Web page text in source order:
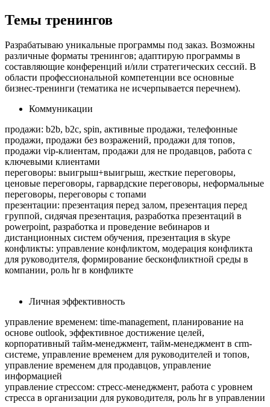
Темы тренингов
Разрабатываю уникальные программы под заказ. Возможны
различные форматы тренингов; адаптирую программы в
составляющие конференций и/или стратегических сессий. В
области профессиональной компетенции все основные
бизнес-тренинги (тематика не исчерпывается перечнем).
Коммуникации
продажи: b2b, b2c, spin, активные продажи, телефонные
продажи, продажи без возражений, продажи для топов,
продажи vip-клиентам, продажи для не продавцов, работа с
ключевыми клиентами
переговоры: выигрыш+выигрыш, жесткие переговоры,
ценовые переговоры, гарвардские переговоры, неформальные
переговоры, переговоры с топами
презентации: презентация перед залом, презентация перед
группой, сидячая презентация, разработка презентаций в
powerpoint, разработка и проведение вебинаров и
дистанционных систем обучения, презентация в skype
конфликты: управление конфликтом, модерация конфликта
для руководителя, формирование бесконфликтной среды в
компании, роль hr в конфликте
Личная эффективность
управление временем: time-management, планирование на
основе outlook, эффективное достижение целей,
корпоративный тайм-менеджмент, тайм-менеджмент в crm-
системе, управление временем для руководителей и топов,
управление временем для продавцов, управление
информацией
управление стрессом: стресс-менеджмент, работа с уровнем
стресса в организации для руководителя, роль hr в управлении